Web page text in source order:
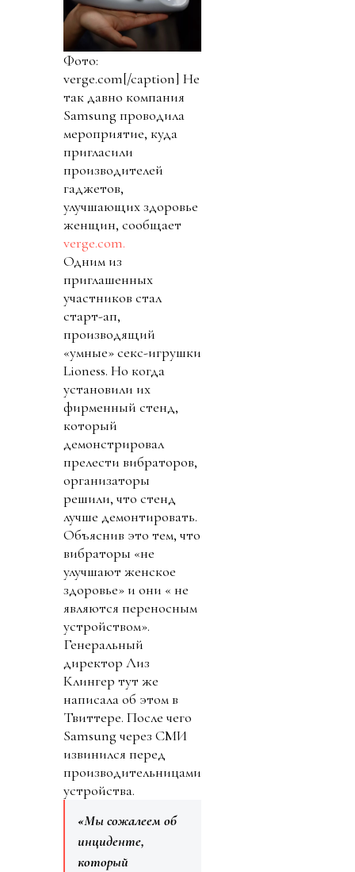
Фото:
verge.com[/caption] Не
так давно компания
Samsung проводила
мероприятие, куда
пригласили
производителей
гаджетов,
улучшающих здоровье
женщин, сообщает
verge.com.
Одним из
приглашенных
участников стал
старт-ап,
производящий
«умные» секс-игрушки
Lioness. Но когда
установили их
фирменный стенд,
который
демонстрировал
прелести вибраторов,
организаторы
решили, что стенд
лучше демонтировать.
Объяснив это тем, что
вибраторы «не
улучшают женское
здоровье» и они « не
являются переносным
устройством».
Генеральный
директор Лиз
Клингер тут же
написала об этом в
Твиттере. После чего
Samsung через СМИ
извинился перед
производительницами
устройства.
«Мы сожалеем об
инциденте,
который